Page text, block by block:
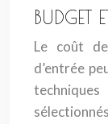
BUDGET
Le coût
d’entrée